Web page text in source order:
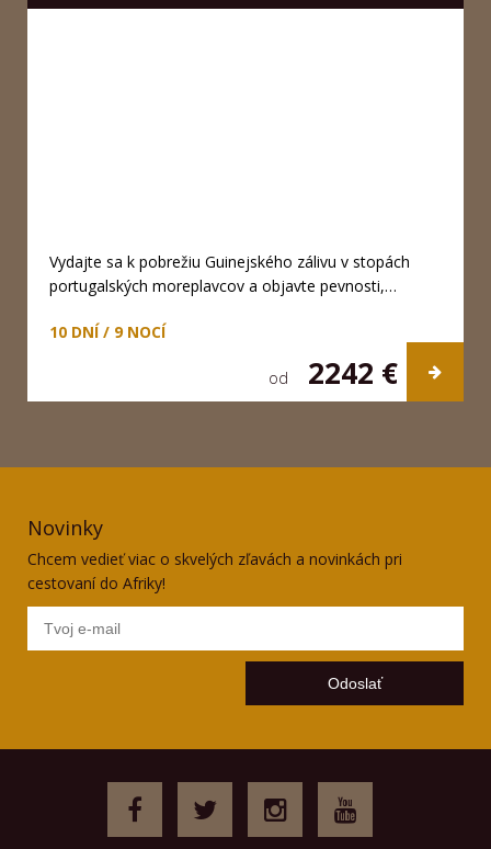
Vydajte sa k pobrežiu Guinejského zálivu v stopách
portugalských moreplavcov a objavte pevnosti,…
10 DNÍ / 9 NOCÍ
od 2242 €
Novinky
Chcem vedieť viac o skvelých zľavách a novinkách pri
cestovaní do Afriky!
Odoslať